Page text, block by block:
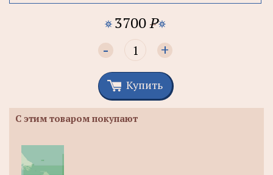
3700P
- +
Купить
С этим товаром покупают